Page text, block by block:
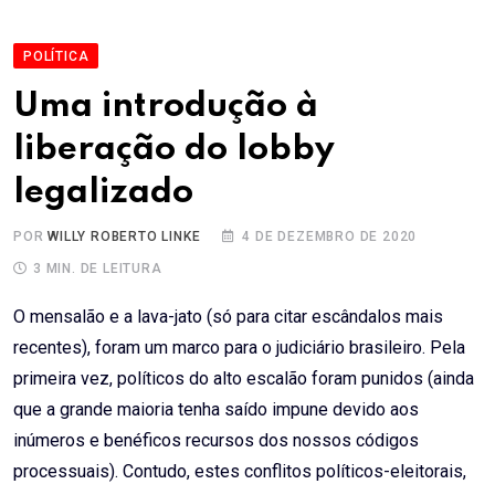
POLÍTICA
Uma introdução à
liberação do lobby
legalizado
PORWILLY ROBERTO LINKE 4 DE DEZEMBRO DE 2020
3 MIN. DE LEITURA
O mensalão e a lava-jato (só para citar escândalos mais
recentes), foram um marco para o judiciário brasileiro. Pela
primeira vez, políticos do alto escalão foram punidos (ainda
que a grande maioria tenha saído impune devido aos
inúmeros e benéficos recursos dos nossos códigos
processuais). Contudo, estes conflitos políticos-eleitorais,